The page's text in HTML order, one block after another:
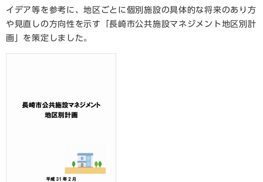
イデア等を参考に、地区ごとに個別施設の具体的な将来のあり方
や見直しの方向性を示す「長崎市公共施設マネジメント地区別計
画」を策定しました。